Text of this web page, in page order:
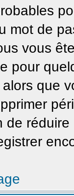
mot de
vous
pour
que
de